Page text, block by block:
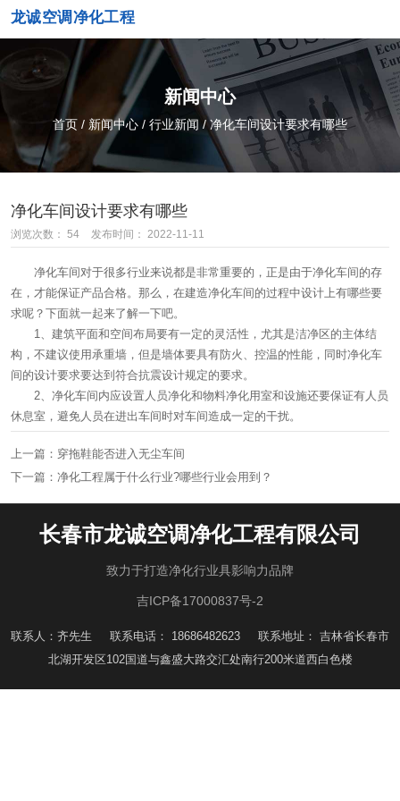
龙诚空调净化工程
新闻中心
首页 / 新闻中心 / 行业新闻 /净化车间设计要求有哪些
净化车间设计要求有哪些
浏览次数： 54 发布时间： 2022-11-11
净化车间对于很多行业来说都是非常重要的，正是由于净化车间的存
在，才能保证产品合格。那么，在建造净化车间的过程中设计上有哪些要
求呢？下面就一起来了解一下吧。
1、建筑平面和空间布局要有一定的灵活性，尤其是洁净区的主体结
构，不建议使用承重墙，但是墙体要具有防火、控温的性能，同时净化车
间的设计要求要达到符合抗震设计规定的要求。
2、净化车间内应设置人员净化和物料净化用室和设施还要保证有人员
休息室，避免人员在进出车间时对车间造成一定的干扰。
上一篇： 穿拖鞋能否进入无尘车间
下一篇： 净化工程属于什么行业?哪些行业会用到？
长春市龙诚空调净化工程有限公司
致力于打造净化行业具影响力品牌
吉ICP备17000837号-2
联系人：齐先生 联系电话： 18686482623 联系地址： 吉林省长春市
北湖开发区102国道与鑫盛大路交汇处南行200米道西白色楼